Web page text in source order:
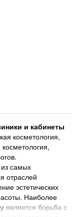
и кабинеты
косметология,
самых
отраслей
эстетических
Наиболее
является борьба с